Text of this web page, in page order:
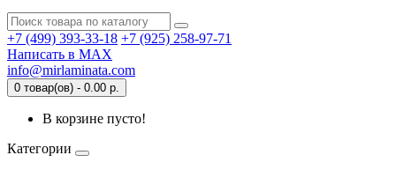
+7 (499) 393-33-18 +7 (925) 258-97-71
Написать в MAX
info@mirlaminata.com
0 товар(ов) - 0.00 р.
В корзине пусто!
Категории